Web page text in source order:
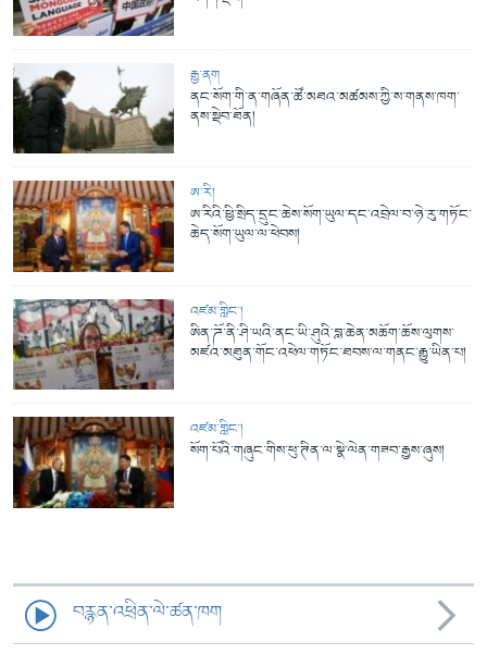
རྒྱ་ནག
ནང་སོག་གི་ན་གཞོན་ཚོ་མཐའ་མཚམས་ཀྱི་ས་གནས་ཁག་
ནས་སྡེབ་ཐོན།
ཨ་རི།
ཨ་རིའི་ཕྱི་སྲིད་དྲུང་ཆེས་སོག་ཡུལ་དང་འབྲེལ་བ་ཉེ་རུ་གཏོང་
ཆེད་སོག་ཡུལ་ལ་ཕེབས།
འཛམ་གླིང་།
ཨིན་ཌོ་ནི་ཤི་ཡའི་ནང་ཡི་ཤུའི་བླ་ཆེན་མཆོག་ཆོས་ལུགས་
མཛའ་མཐུན་གོང་འཕེལ་གཏོང་ཐབས་ལ་གནང་རྒྱུ་ཡིན་པ།
འཛམ་གླིང་།
སོག་པོའི་གཞུང་གིས་ཕུ་ཊིན་ལ་སྣེ་ལེན་གཟབ་རྒྱས་ཞུས།
བརྙན་འཕྲིན་ལེ་ཚན་ཁག